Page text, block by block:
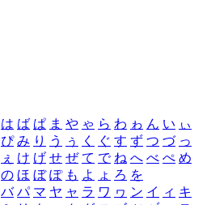
は ば ぱ ま や ゃ ら わ ゎ ん い ぃ
ぴ み り う ぅ く ぐ す ず つ づ っ
ぇ け げ せ ぜ て で ね へ べ ぺ め
の ほ ぼ ぽ も よ ょ ろ を
バ パ マ ヤ ャ ラ ワ ヮ ン イ ィ キ